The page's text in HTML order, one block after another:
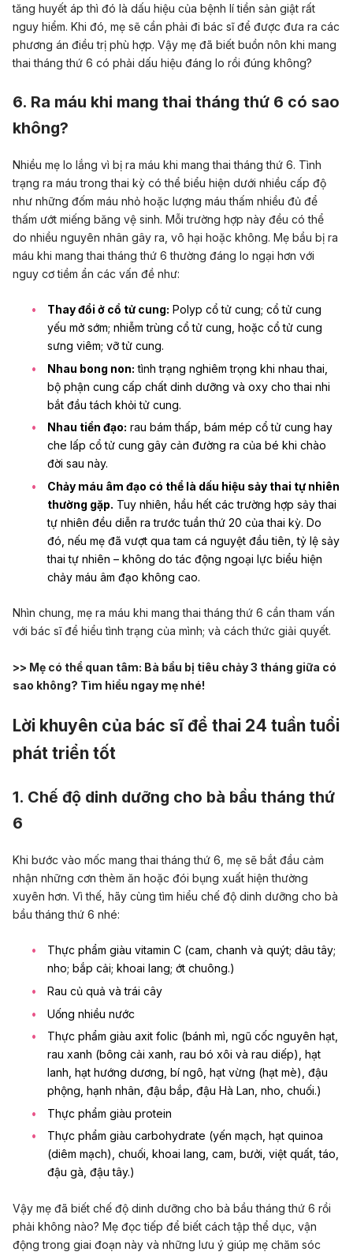
tăng huyết áp thì đó là dấu hiệu của bệnh lí tiền sản giật rất
nguy hiểm. Khi đó, mẹ sẽ cần phải đi bác sĩ để được đưa ra các
phương án điều trị phù hợp. Vậy mẹ đã biết buồn nôn khi mang
thai tháng thứ 6 có phải dấu hiệu đáng lo rồi đúng không?
6. Ra máu khi mang thai tháng thứ 6 có sao
không?
Nhiều mẹ lo lắng vì bị ra máu khi mang thai tháng thứ 6. Tình
trạng ra máu trong thai kỳ có thể biểu hiện dưới nhiều cấp độ
như những đốm máu nhỏ hoặc lượng máu thấm nhiều đủ để
thấm ướt miếng băng vệ sinh. Mỗi trường hợp này đều có thể
do nhiều nguyên nhân gây ra, vô hại hoặc không. Mẹ bầu bị ra
máu khi mang thai tháng thứ 6 thường đáng lo ngại hơn với
nguy cơ tiềm ẩn các vấn đề như:
Thay đổi ở cổ tử cung: Polyp cổ tử cung; cổ tử cung
yếu mở sớm; nhiễm trùng cổ tử cung, hoặc cổ tử cung
sưng viêm; vỡ tử cung.
Nhau bong non: tình trạng nghiêm trọng khi nhau thai,
bộ phận cung cấp chất dinh dưỡng và oxy cho thai nhi
bắt đầu tách khỏi tử cung.
Nhau tiền đạo: rau bám thấp, bám mép cổ tử cung hay
che lấp cổ tử cung gây cản đường ra của bé khi chào
đời sau này.
Chảy máu âm đạo có thể là dấu hiệu sảy thai tự nhiên
thường gặp. Tuy nhiên, hầu hết các trường hợp sảy thai
tự nhiên đều diễn ra trước tuần thứ 20 của thai kỳ. Do
đó, nếu mẹ đã vượt qua tam cá nguyệt đầu tiên, tỷ lệ sảy
thai tự nhiên – không do tác động ngoại lực biểu hiện
chảy máu âm đạo không cao.
Nhìn chung, mẹ ra máu khi mang thai tháng thứ 6 cần tham vấn
với bác sĩ để hiểu tình trạng của mình; và cách thức giải quyết.
>> Mẹ có thể quan tâm: Bà bầu bị tiêu chảy 3 tháng giữa có
sao không? Tìm hiểu ngay mẹ nhé!
Lời khuyên của bác sĩ để thai 24 tuần tuổi
phát triển tốt
1. Chế độ dinh dưỡng cho bà bầu tháng thứ
6
Khi bước vào mốc mang thai tháng thứ 6, mẹ sẽ bắt đầu cảm
nhận những cơn thèm ăn hoặc đói bụng xuất hiện thường
xuyên hơn. Vì thế, hãy cùng tìm hiểu chế độ dinh dưỡng cho bà
bầu tháng thứ 6 nhé:
Thực phẩm giàu vitamin C (cam, chanh và quýt; dâu tây;
nho; bắp cải; khoai lang; ớt chuông.)
Rau củ quả và trái cây
Uống nhiều nước
Thực phẩm giàu axit folic (bánh mì, ngũ cốc nguyên hạt,
rau xanh (bông cải xanh, rau bó xôi và rau diếp), hạt
lanh, hạt hướng dương, bí ngô, hạt vừng (hạt mè), đậu
phộng, hạnh nhân, đậu bắp, đậu Hà Lan, nho, chuối.)
Thực phẩm giàu protein
Thực phẩm giàu carbohydrate (yến mạch, hạt quinoa
(diêm mạch), chuối, khoai lang, cam, bưởi, việt quất, táo,
đậu gà, đậu tây.)
Vậy mẹ đã biết chế độ dinh dưỡng cho bà bầu tháng thứ 6 rồi
phải không nào? Mẹ đọc tiếp để biết cách tập thể dục, vận
động trong giai đoạn này và những lưu ý giúp mẹ chăm sóc